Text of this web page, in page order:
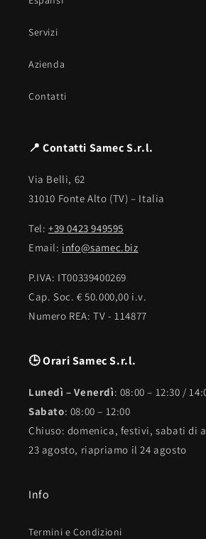
Servizi
Azienda
Contatti
📍 Contatti Samec S.r.l.
Via Belli, 62
31010 Fonte Alto (TV) – Italia
Tel: +39 0423 949595
Email: info@samec.biz
P.IVA: IT00339400269
Cap. Soc. € 50.000,00 i.v.
Numero REA: TV - 114877
🕒 Orari Samec S.r.l.
Lunedì – Venerdì: 08:00 – 12:30 /
Sabato: 08:00 – 12:00
Chiuso: domenica, festivi, sabati di
23 agosto, riapriamo il 24 agosto
Info
Termini e Condizioni